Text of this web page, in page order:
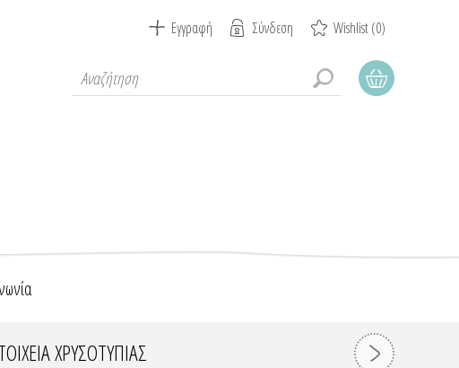
Εγγραφή Σύνδεση Wishlist(0)
ΧΡΥΣΟΤΥΠΊΑΣ